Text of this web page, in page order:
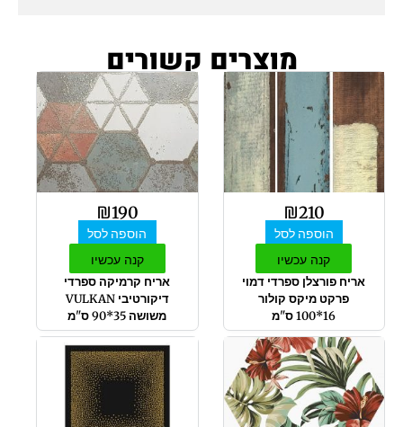
מוצרים קשורים
₪210
הוספה לסל
קנה עכשיו
אריח פורצלן ספרדי דמוי
פרקט מיקס קולור
16*100 ס"מ
₪190
הוספה לסל
קנה עכשיו
אריח קרמיקה ספרדי
דיקורטיבי VULKAN
משושה 35*90 ס"מ